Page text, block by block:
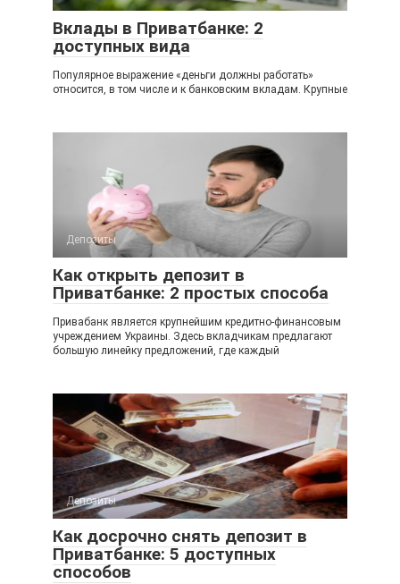
Вклады в Приватбанке: 2
доступных вида
Популярное выражение «деньги должны работать»
относится, в том числе и к банковским вкладам. Крупные
Депозиты
Как открыть депозит в
Приватбанке: 2 простых способа
Привабанк является крупнейшим кредитно-финансовым
учреждением Украины. Здесь вкладчикам предлагают
большую линейку предложений, где каждый
Депозиты
Как досрочно снять депозит в
Приватбанке: 5 доступных
способов